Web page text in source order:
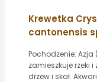
Krewetka
cantonensis
Pochodzenie: Azja
zamieszkuje rzeki
drzew i skał.